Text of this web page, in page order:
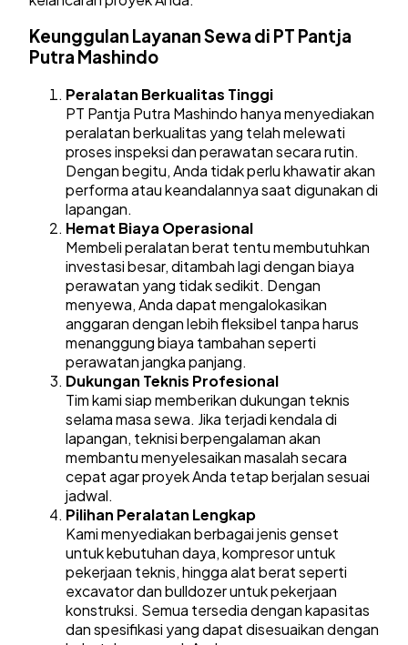
Keunggulan Layanan Sewa di PT Pantja
Putra Mashindo
Peralatan Berkualitas Tinggi
PT Pantja Putra Mashindo hanya menyediakan
peralatan berkualitas yang telah melewati
proses inspeksi dan perawatan secara rutin.
Dengan begitu, Anda tidak perlu khawatir akan
performa atau keandalannya saat digunakan di
lapangan.
Hemat Biaya Operasional
Membeli peralatan berat tentu membutuhkan
investasi besar, ditambah lagi dengan biaya
perawatan yang tidak sedikit. Dengan
menyewa, Anda dapat mengalokasikan
anggaran dengan lebih fleksibel tanpa harus
menanggung biaya tambahan seperti
perawatan jangka panjang.
Dukungan Teknis Profesional
Tim kami siap memberikan dukungan teknis
selama masa sewa. Jika terjadi kendala di
lapangan, teknisi berpengalaman akan
membantu menyelesaikan masalah secara
cepat agar proyek Anda tetap berjalan sesuai
jadwal.
Pilihan Peralatan Lengkap
Kami menyediakan berbagai jenis genset
untuk kebutuhan daya, kompresor untuk
pekerjaan teknis, hingga alat berat seperti
excavator dan bulldozer untuk pekerjaan
konstruksi. Semua tersedia dengan kapasitas
dan spesifikasi yang dapat disesuaikan dengan